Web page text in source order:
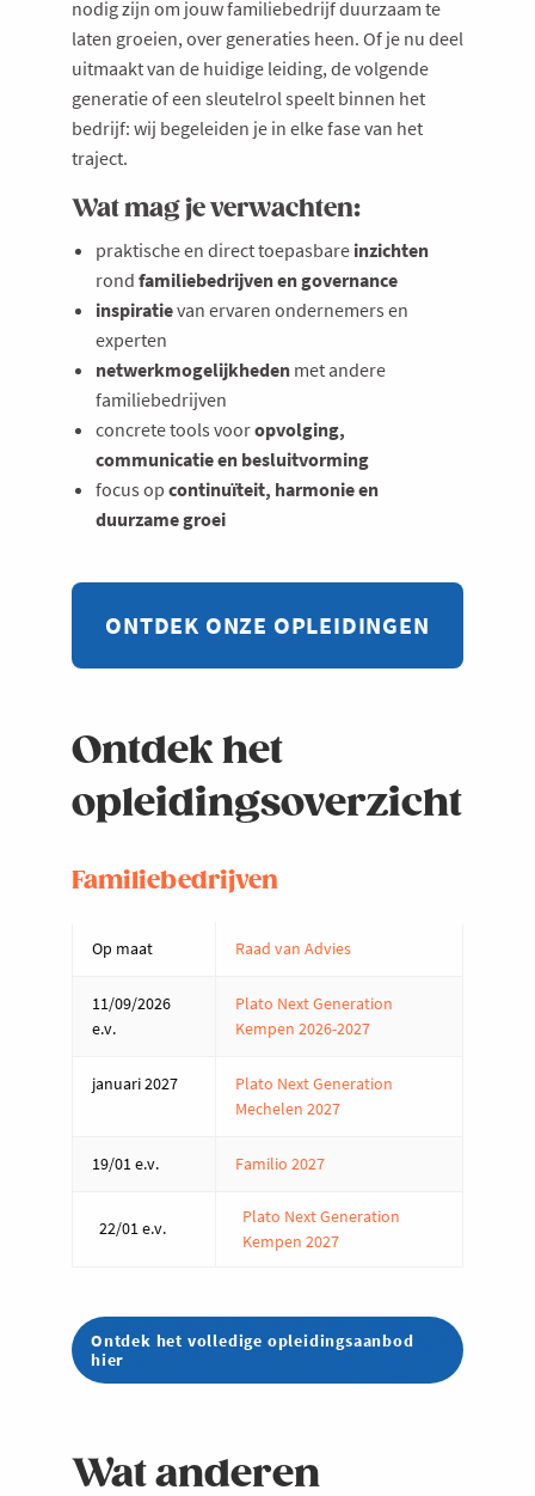
nodig zijn om jouw familiebedrijf duurzaam te
laten groeien, over generaties heen. Of je nu deel
uitmaakt van de huidige leiding, de volgende
generatie of een sleutelrol speelt binnen het
bedrijf: wij begeleiden je in elke fase van het
traject.
Wat mag je verwachten:
praktische en direct toepasbare inzichten
rond familiebedrijven en governance
inspiratievan ervaren ondernemers en
experten
netwerkmogelijkheden met andere
familiebedrijven
concrete tools vooropvolging,
communicatie en besluitvorming
focus op continuïteit, harmonie en
duurzame groei
ONTDEK ONZE OPLEIDINGEN
Ontdek het
opleidingsoverzicht
Familiebedrijven
Op maat Raad van Advies
11/09/2026
e.v.
Plato Next Generation
Kempen 2026-2027
januari 2027
Plato Next Generation
Mechelen 2027
19/01 e.v. Familio 2027
22/01 e.v.
Plato Next Generation
Kempen 2027
Ontdek het volledige opleidingsaanbod
hier
Wat anderen